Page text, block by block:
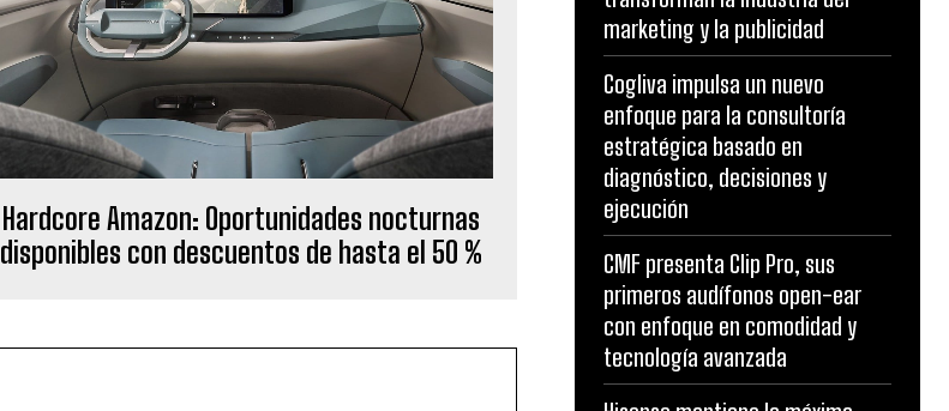
Hardcore Amazon: Oportunidades nocturnas
disponibles con descuentos de hasta el 50 %
marketing y la publicidad
Cogliva impulsa un nuevo
enfoque para la consultoría
estratégica basado en
diagnóstico, decisiones y
ejecución
CMF presenta Clip Pro, sus
primeros audífonos open-ear
con enfoque en comodidad y
tecnología avanzada